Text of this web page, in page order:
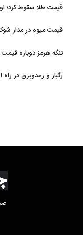
قیمت طلا سقوط کرد؛ اونس
قیمت میوه در مدار شوک؛ پسته
تنگه هرمز دوباره قیمت نفت را
رگبار و رعدوبرق در